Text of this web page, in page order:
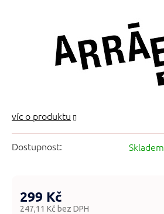
Dostupnost: Skladem
299 Kč
247,11 Kč bez DPH